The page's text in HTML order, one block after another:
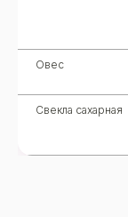
Овес
Свекла сахарная